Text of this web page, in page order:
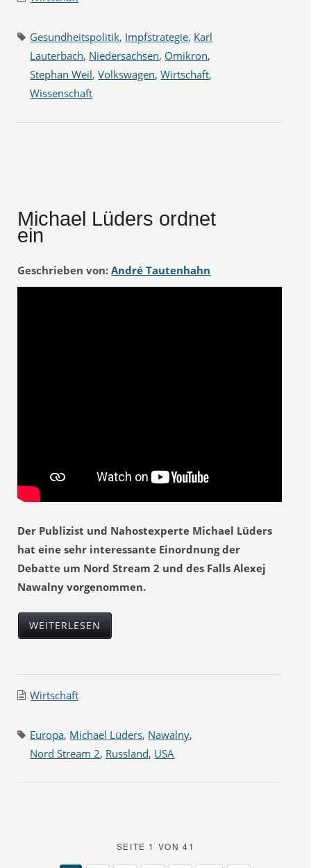
Gesundheitspolitik, Impfstrategie, Karl
Lauterbach, Niedersachsen, Omikron,
Stephan Weil,Volkswagen,Wirtschaft,
Wissenschaft
Michael Lüders ordnet
ein
Geschrieben von: André Tautenhahn
Der Publizist und Nahostexperte Michael Lüders
hat eine sehr interessante Einordnung der
Debatte um Nord Stream 2 und des Falls Alexej
Nawalny vorgenommen.
WEITERLESEN
Wirtschaft
Europa, Michael Lüders, Nawalny,
Nord Stream 2, Russland, USA
SEITE 1 VON 41